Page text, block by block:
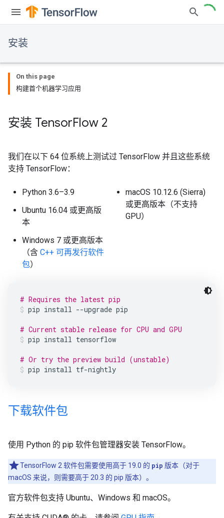
安装
On this page
构建首个机器学习应用
安装 TensorFlow 2
我们在以下 64 位系统上测试过 TensorFlow 并且这些系统
支持 TensorFlow：
Python 3.6–3.9
Ubuntu 16.04 或更高版
本
Windows 7 或更高版本
（含 C++ 可再发行软件
包）
macOS 10.12.6 (Sierra)
或更高版本（不支持
GPU）
# Requires the latest pip
pip install --upgrade pip
# Current stable release for CPU and GPU
pip install tensorflow
# Or try the preview build (unstable)
pip install tf-nightly
下载软件包
使用 Python 的 pip 软件包管理器安装 TensorFlow。
TensorFlow 2 软件包需要使用高于 19.0 的 pip 版本（对于
macOS 来说，则需要高于 20.3 的 pip 版本）。
官方软件包支持 Ubuntu、Windows 和 macOS。